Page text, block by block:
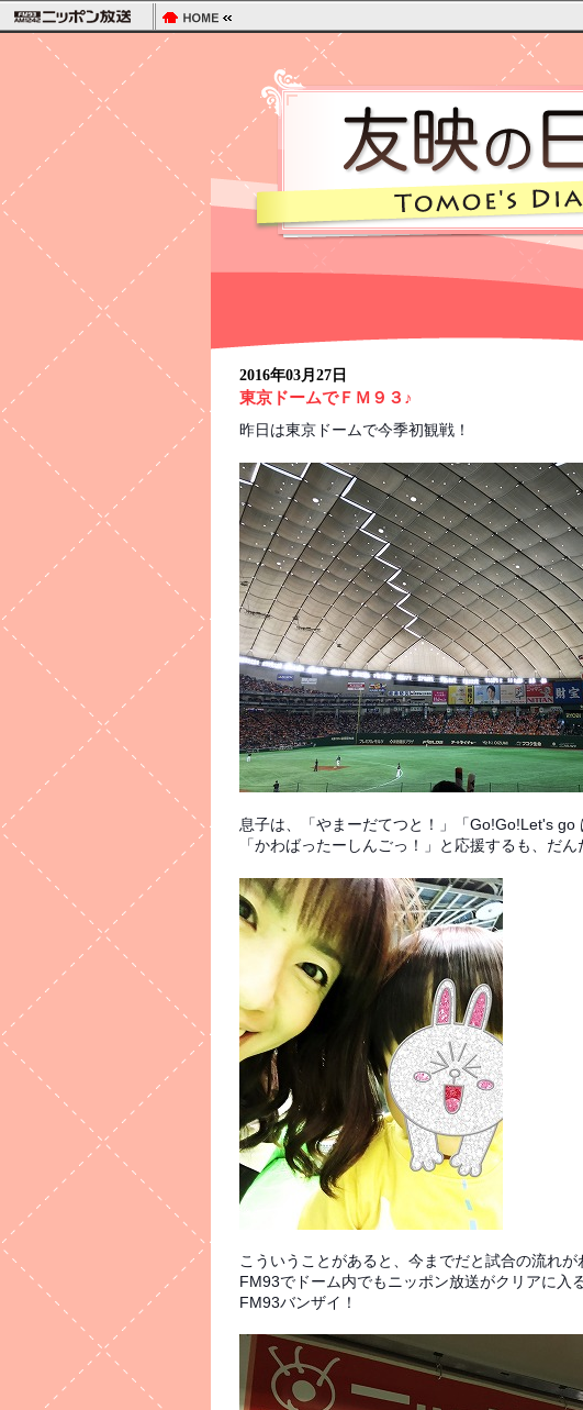
2016年03月27日
東京ドームでＦＭ９３♪
昨日は東京ドームで今季初観戦！
息子は、「やまーだてつと！」
「Go!Go!Let's go
「かわばったーしんごっ！」と応援するも、だ
こういうことがあると、今までだと試合の流れ
FM93でドーム内でもニッポン放送がクリアに入
FM93バンザイ！